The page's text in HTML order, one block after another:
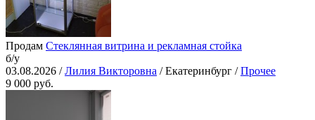
Продам Стеклянная витрина и рекламная стойка
б/у
03.08.2026 /Лилия Викторовна / Екатеринбург /Прочее
9 000 руб.